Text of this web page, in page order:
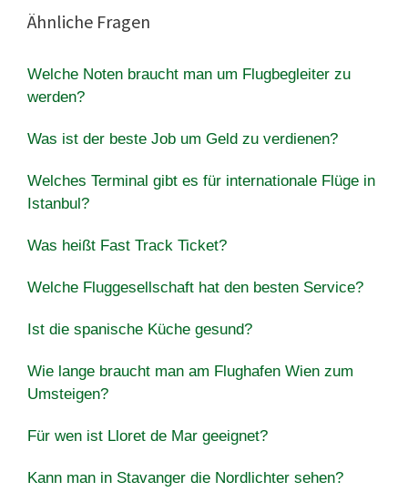
Ähnliche Fragen
Welche Noten braucht man um Flugbegleiter zu
werden?
Was ist der beste Job um Geld zu verdienen?
Welches Terminal gibt es für internationale Flüge in
Istanbul?
Was heißt Fast Track Ticket?
Welche Fluggesellschaft hat den besten Service?
Ist die spanische Küche gesund?
Wie lange braucht man am Flughafen Wien zum
Umsteigen?
Für wen ist Lloret de Mar geeignet?
Kann man in Stavanger die Nordlichter sehen?